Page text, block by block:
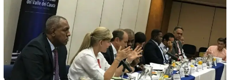
de
Emcali
y
HUV